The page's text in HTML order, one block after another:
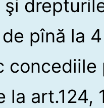
şi
pînă la
la art.124,